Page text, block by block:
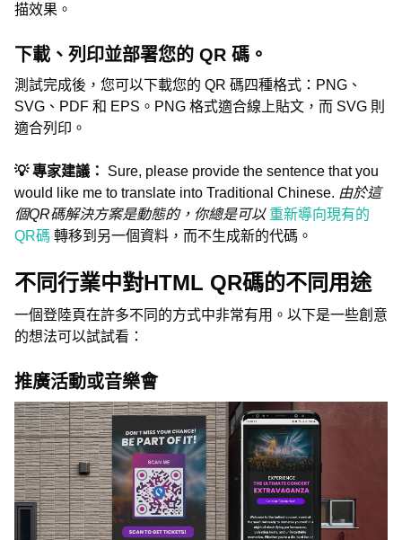
描效果。
下載、列印並部署您的 QR 碼。
測試完成後，您可以下載您的 QR 碼四種格式：PNG、
SVG、PDF 和 EPS。PNG 格式適合線上貼文，而 SVG 則
適合列印。
💡 專家建議： Sure, please provide the sentence that you
would like me to translate into Traditional Chinese. 由於這
個QR碼解決方案是動態的，你總是可以 重新導向現有的
QR碼 轉移到另一個資料，而不生成新的代碼。
不同行業中對HTML QR碼的不同用途
一個登陸頁在許多不同的方式中非常有用。以下是一些創意
的想法可以試試看：
推廣活動或音樂會